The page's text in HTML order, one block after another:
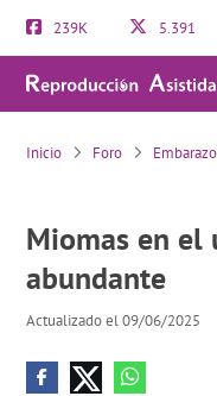
239K 5.391
Inicio Foro Embarazo
Miomas en el
abundante
Actualizado el 09/06/2025